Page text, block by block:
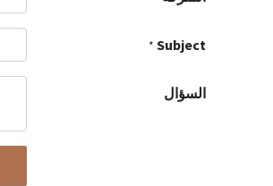
Subject
*
السؤال